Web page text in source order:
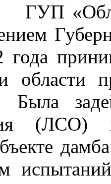
ГУП
области
Была
(ЛСО)